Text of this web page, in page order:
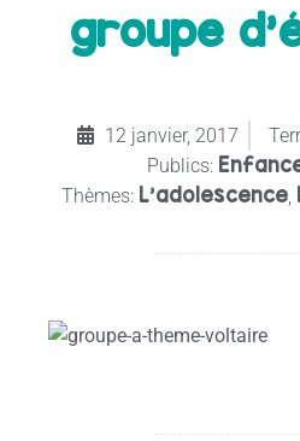
groupe
12 janvier, 2017
Publics:
Thèmes: L’adolescence,